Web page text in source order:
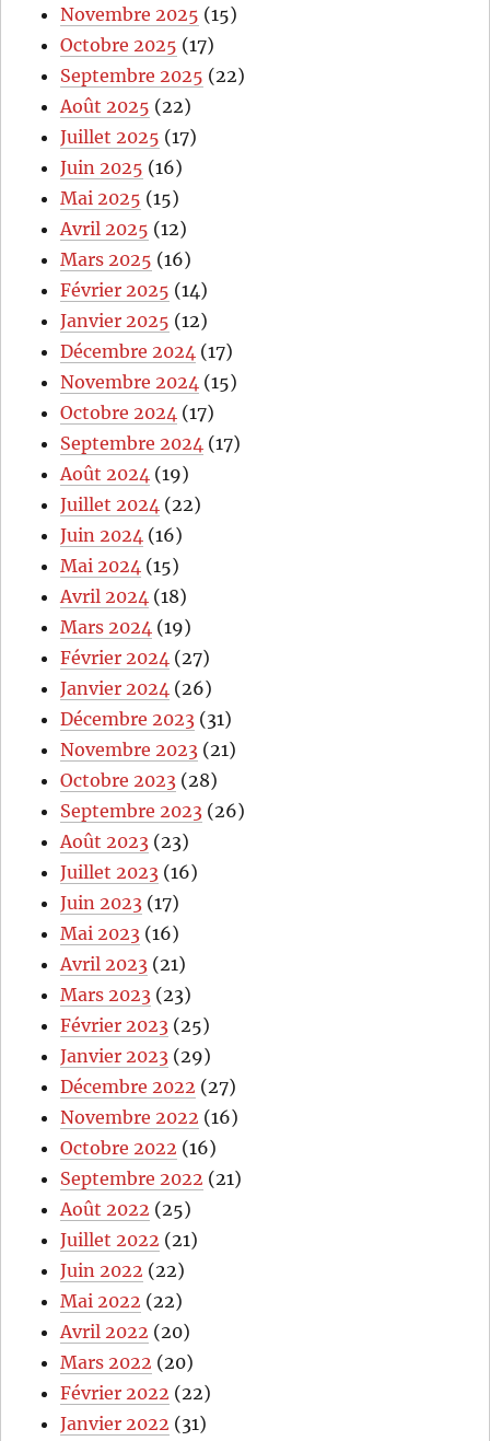
Novembre 2025 (15)
Octobre 2025 (17)
Septembre 2025 (22)
Août 2025 (22)
Juillet 2025 (17)
Juin 2025 (16)
Mai 2025 (15)
Avril 2025 (12)
Mars 2025 (16)
Février 2025 (14)
Janvier 2025 (12)
Décembre 2024 (17)
Novembre 2024 (15)
Octobre 2024 (17)
Septembre 2024 (17)
Août 2024 (19)
Juillet 2024 (22)
Juin 2024 (16)
Mai 2024 (15)
Avril 2024 (18)
Mars 2024 (19)
Février 2024 (27)
Janvier 2024 (26)
Décembre 2023 (31)
Novembre 2023 (21)
Octobre 2023 (28)
Septembre 2023 (26)
Août 2023 (23)
Juillet 2023 (16)
Juin 2023 (17)
Mai 2023 (16)
Avril 2023 (21)
Mars 2023 (23)
Février 2023 (25)
Janvier 2023 (29)
Décembre 2022 (27)
Novembre 2022 (16)
Octobre 2022 (16)
Septembre 2022 (21)
Août 2022 (25)
Juillet 2022 (21)
Juin 2022 (22)
Mai 2022 (22)
Avril 2022 (20)
Mars 2022 (20)
Février 2022 (22)
Janvier 2022 (31)